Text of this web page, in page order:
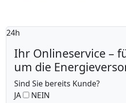
24h
Ihr Onlineservice –
um die
Sind Sie bereits Kunde?
JA
Kunde aktivieren
NEIN